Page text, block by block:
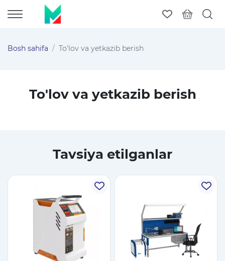
Bosh sahifa To'lov va yetkazib berish
To'lov va yetkazib berish
Tavsiya etilganlar